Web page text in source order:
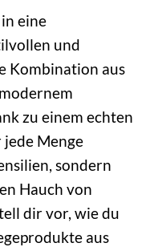
eine
und
Kombination aus
zu einem echten
Menge
sondern
Hauch von
dir vor, wie du
aus